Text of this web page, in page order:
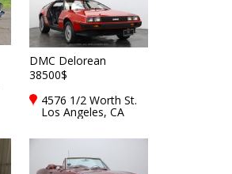
DMC Delorean
38500$
4576 1/2 Worth St.
Los Angeles, CA